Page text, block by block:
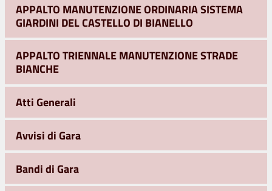
APPALTO MANUTENZIONE ORDINARIA SISTEMA
GIARDINI DEL CASTELLO DI BIANELLO
APPALTO TRIENNALE MANUTENZIONE STRADE
BIANCHE
Atti Generali
Avvisi di Gara
Bandi di Gara